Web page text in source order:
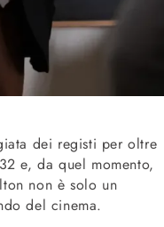
dei registi per oltre
e, da quel momento,
non è solo un
del cinema.